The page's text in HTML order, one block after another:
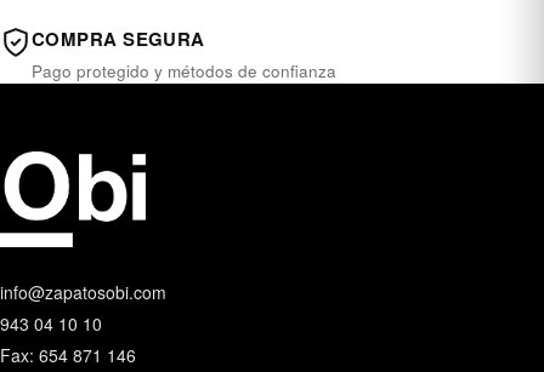
COMPRA SEGURA
Pago protegido y métodos de confianza
info@zapatosobi.com
943 04 10 10
Fax: 654 871 146